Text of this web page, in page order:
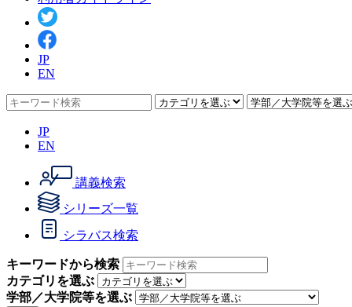
JP
EN
JP
EN
講義検索
シリーズ一覧
シラバス検索
キーワードから検索
カテゴリを選ぶ
学部／大学院等を選ぶ